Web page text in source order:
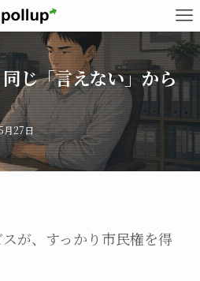
じ「言えない」から
月27日
が、すっかり市民権を得